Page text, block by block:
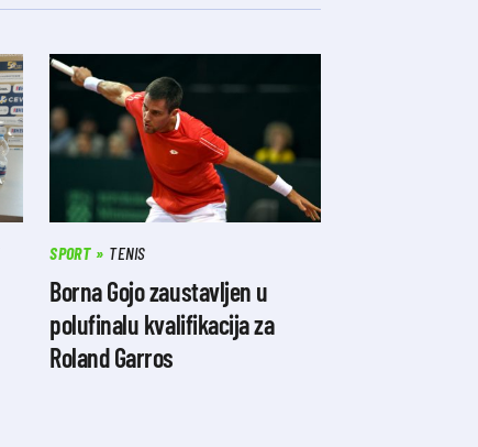
SPORT TENIS
Borna Gojo zaustavljen u
polufinalu kvalifikacija za
Roland Garros